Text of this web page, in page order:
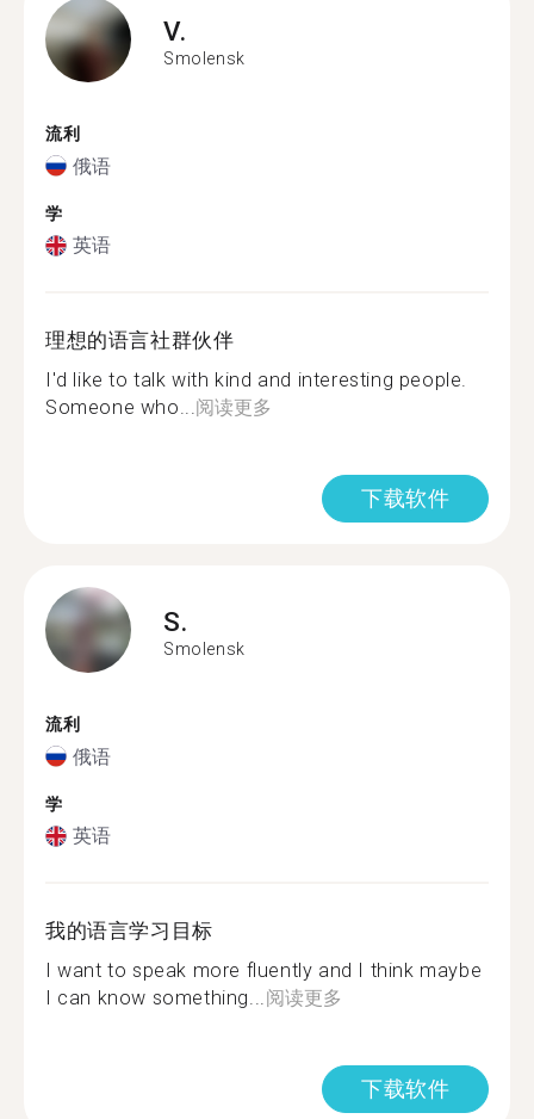
V.
Smolensk
流利
俄语
学
英语
理想的语言社群伙伴
I'd like to talk with kind and interesting people.
Someone who...阅读更多
下载软件
S.
Smolensk
流利
俄语
学
英语
我的语言学习目标
I want to speak more fluently and I think maybe
I can know something...阅读更多
下载软件